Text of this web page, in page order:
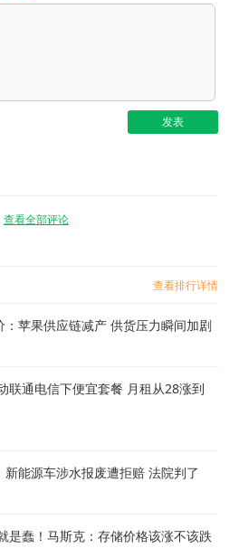
查看全部评论
查看排行详情
苹果供应链减产 供货压力瞬间加剧
联通电信下便宜套餐 月租从28涨到
能源车涉水报废遭拒赔 法院判了
是蠢！马斯克：存储价格该涨不该跌